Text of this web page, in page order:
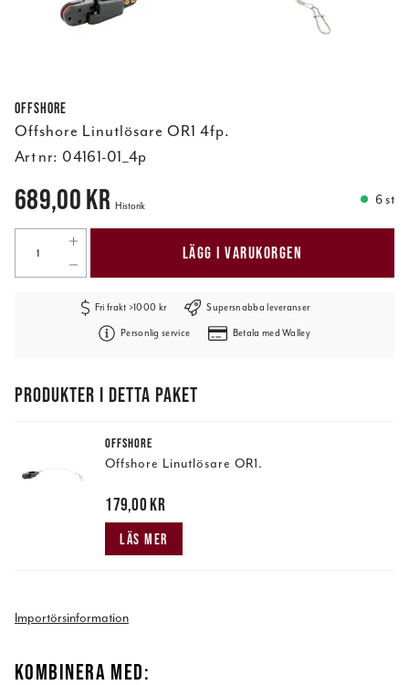
Offshore
Offshore Linutlösare OR1 4fp.
Art nr: 04161-01_4p
Pris:689,00 kr
689,00 kr Historik 6 st
LÄGG I VARUKORGEN
Fri frakt >1000 kr Supersnabba leveranser
Personlig service Betala med Walley
PRODUKTER I DETTA PAKET
OFFSHORE
Offshore Linutlösare OR1.
Pris:179,00 kr
179,00 kr
LÄS MER
Importörsinformation
KOMBINERA MED: